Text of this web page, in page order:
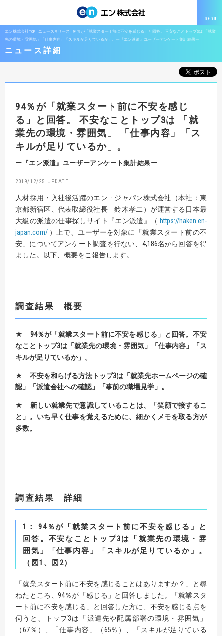
エン株式会社TOP ニュースリリース
94％が「就業スタート前に不安を感じる」と回答。 不安なことトップ3は 「就業
先の環境・雰囲気」「仕事内容」「スキルが足りているか」。ー『エン派遣』ユーザーアンケート集計結果ー
ニュース詳細
94％が「就業スタート前に不安を感じ
る」と回答。 不安なことトップ3は 「就
業先の環境・雰囲気」
「仕事内容」「ス
キルが足りているか」。
ー『エン派遣』ユーザーアンケート集計結果ー
2019/12/25
人材採用・入社後活躍のエン・ジャパン株式会社（本社：東
京都新宿区、代表取締役社長：鈴木孝二）が運営する日本最
大級の派遣の仕事探しサイト『エン派遣』（ https://haken.en-
japan.com/ ）上で、ユーザーを対象に「就業スタート前の不
安」についてアンケート調査を行ない、4,186名から回答を得
ました。以下、概要をご報告します。
調査結果 概要
★ 94％が「就業スタート前に不安を感じる」と回答。不安
なことトップ3は 「就業先の環境・雰囲気」「仕事内容」「ス
キルが足りているか」。
★ 不安を和らげる方法トップ3は「就業先ホームページの確
認」
「派遣会社への確認」「事前の職場見学」。
★ 新しい就業先で意識していることは、「笑顔で接するこ
と」。 いち早く仕事を覚えるために、細かくメモを取る方が
多数。
調査結果 詳細
1 ： 94 ％が「就業スタート前に不安を感じる」と
回答。不安なことトップ3は
「就業先の環境・雰
囲気」「仕事内容」「スキルが足りているか」。
（図1 、図 2）
「就業スタート前に不安を感じることはありますか？」と尋
ねたところ、94％が「感じる」と回答しました。「就業スタ
ート前に不安を感じる」と回答した方に、不安を感じる点を
伺うと、トップ3は「派遣先や配属部署の環境・雰囲気」
（67％）、「仕事内容」（65％）、「スキルが足りている